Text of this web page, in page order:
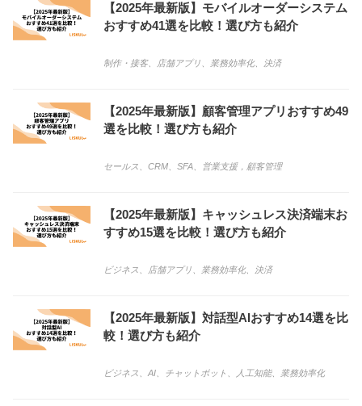
【2025年最新版】モバイルオーダーシステム
おすすめ41選を比較！選び方も紹介
制作・接客、 店舗アプリ 業務効率化、 決済
【2025年最新版】顧客管理アプリおすすめ49
選を比較！選び方も紹介
セールス CRM SFA 営業支援，顧客管理
【2025年最新版】キャッシュレス決済端末お
すすめ15選を比較！選び方も紹介
ビジネス 店舗アプリ 業務効率化、 決済
【2025年最新版】対話型AIおすすめ14選を比
較！選び方も紹介
ビジネス AI チャットボット 人工知能、 業務効率化